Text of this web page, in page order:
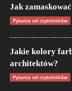
Jak
Pytania od czytelników
Jakie kolory
architektów?
Pytania od czytelników